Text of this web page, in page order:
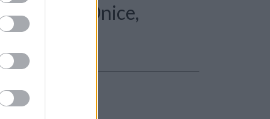
Collana - Onice,
18kt.